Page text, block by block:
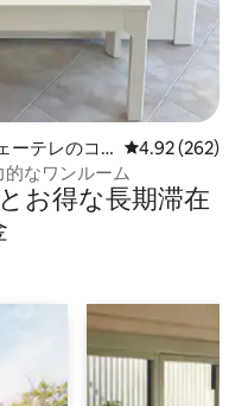
ーテレのコ
レビュー262
4.92 (262)
なワンルーム
お⁠得⁠な長⁠期⁠滞⁠在